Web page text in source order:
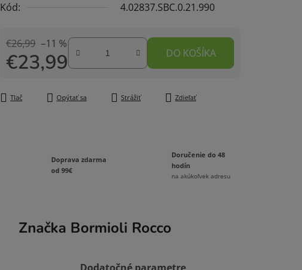
0,0
hviezdičiek.
Kód:
4.02837.SBC.0.21.990
€26,99 –11 %
€23,99 DO KOŠÍKA
Tlač Opýtať sa Strážiť Zdieľať
Doprava zdarma
od 99€
Doručenie do 48
hodín
na akúkoľvek adresu
Značka Bormioli Rocco